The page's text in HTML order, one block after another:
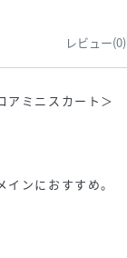
レビュー(0)
アミニスカート＞
ンにおすすめ。